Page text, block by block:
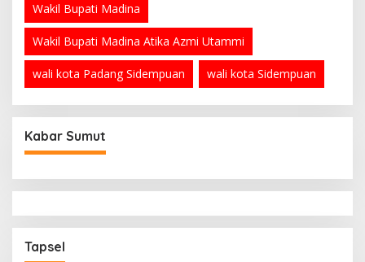
Wakil Bupati Madina
Wakil Bupati Madina Atika Azmi Utammi
wali kota Padang Sidempuan wali kota Sidempuan
Kabar Sumut
Tapsel